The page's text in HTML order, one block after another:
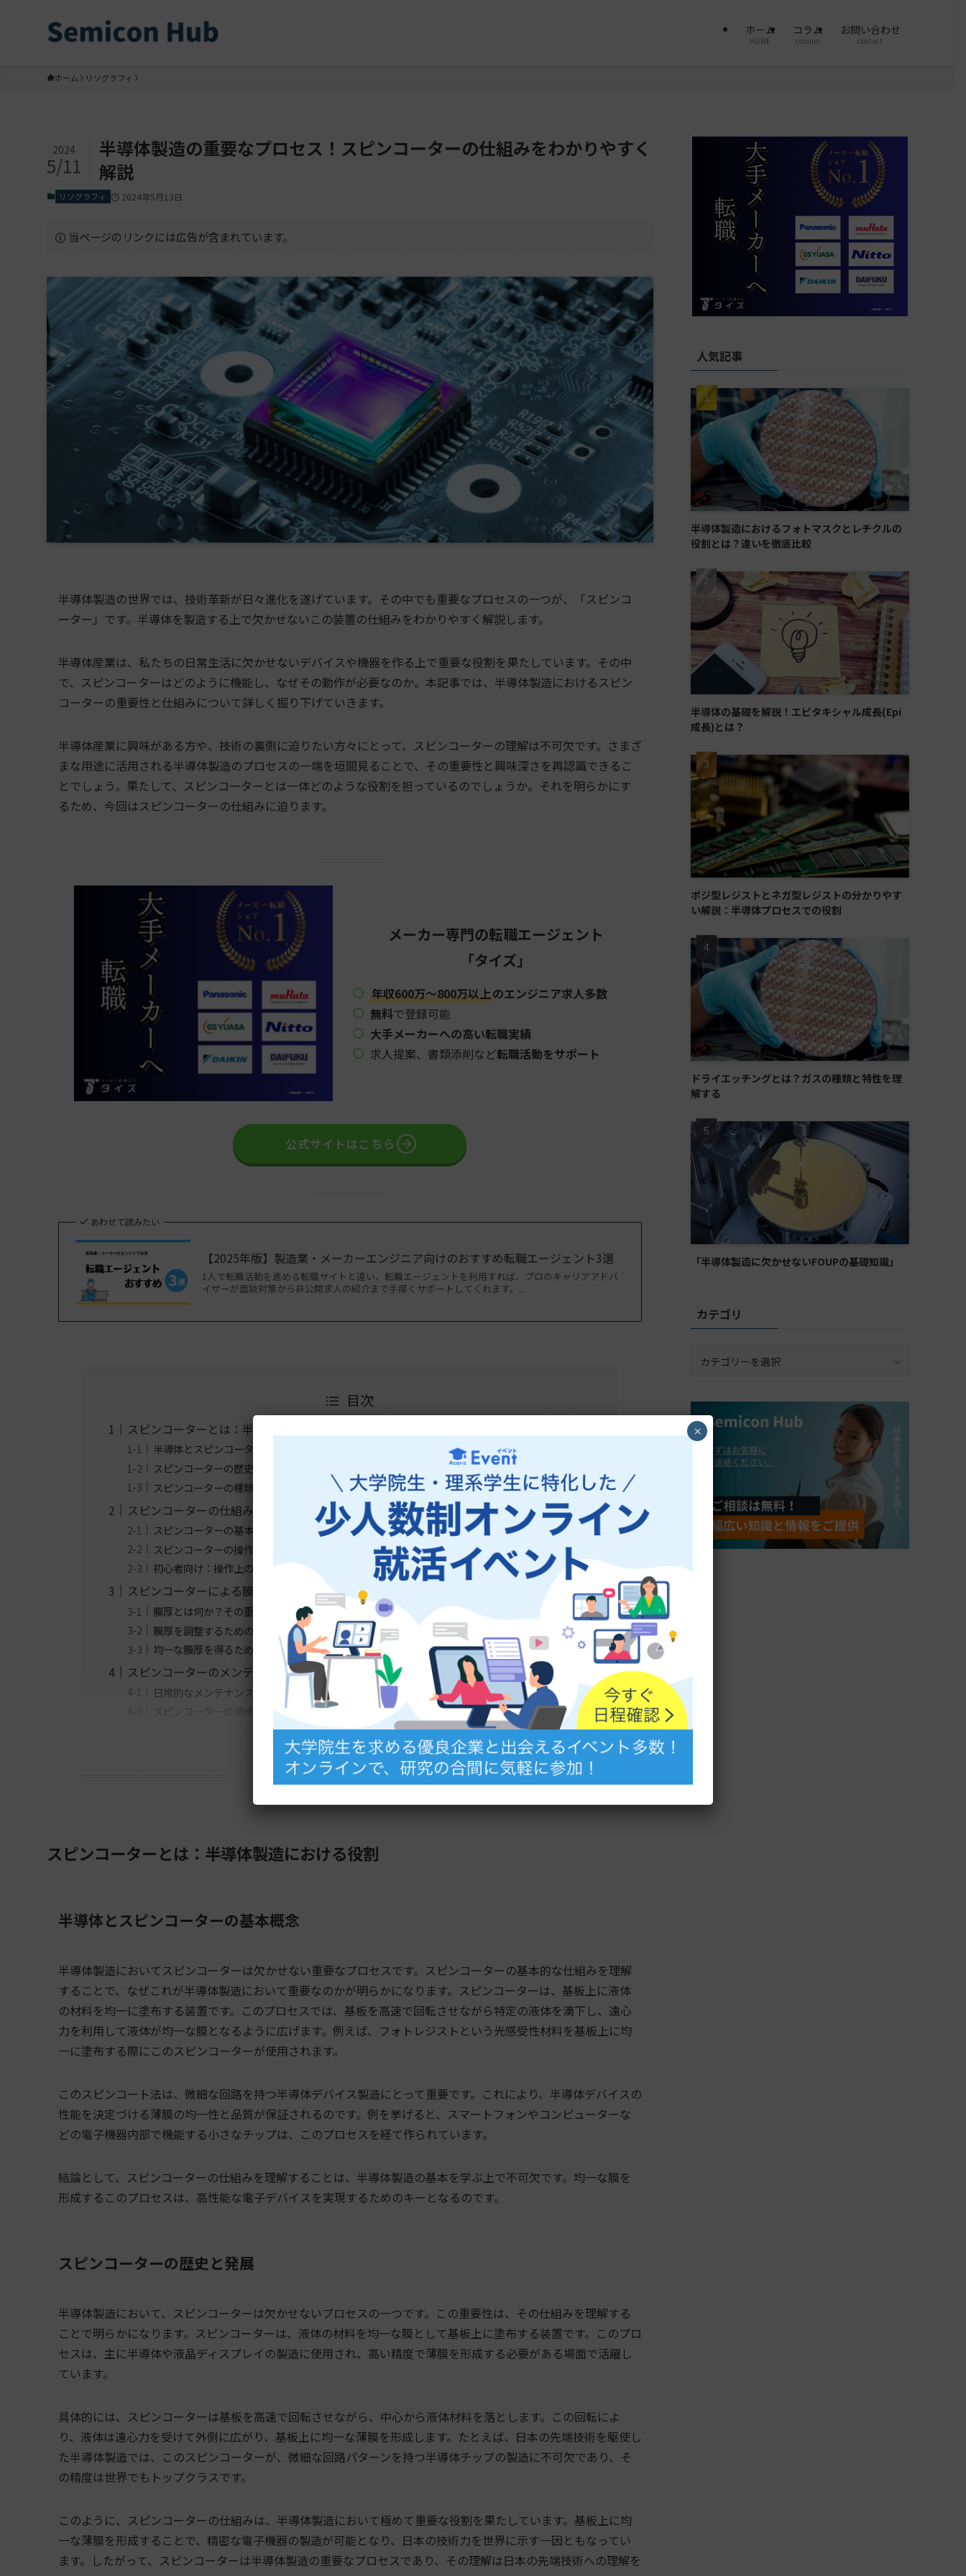
ホーム
HOME
コラム
column
お問い合わせ
contact
ホーム リソグラフィ
半導体製造の重要なプロセス！スピンコーターの仕組みをわかりやすく
解説
2024
5/11
リソグラフィ 2024年5月13日
当ページのリンクには広告が含まれています。
半導体製造の世界では、技術革新が日々進化を遂げています。その中でも重要なプロセスの一つが、「スピンコ
ーター」です。半導体を製造する上で欠かせないこの装置の仕組みをわかりやすく解説します。
半導体産業は、私たちの日常生活に欠かせないデバイスや機器を作る上で重要な役割を果たしています。その中
で、スピンコーターはどのように機能し、なぜその動作が必要なのか。本記事では、半導体製造におけるスピン
コーターの重要性と仕組みについて詳しく掘り下げていきます。
半導体産業に興味がある方や、技術の裏側に迫りたい方々にとって、スピンコーターの理解は不可欠です。さまざ
まな用途に活用される半導体製造のプロセスの一端を垣間見ることで、その重要性と興味深さを再認識できるこ
とでしょう。果たして、スピンコーターとは一体どのような役割を担っているのでしょうか。それを明らかにす
るため、今回はスピンコーターの仕組みに迫ります。
メーカー専門の転職エージェント
「タイズ」
年収600万〜800万以上のエンジニア求人多数
無料で登録可能
大手メーカーへの高い転職実績
求人提案、書類添削など転職活動をサポート
公式サイトはこちら
あわせて読みたい
【2025年版】製造業・メーカーエンジニア向けのおすすめ転職エージェント3選
1人で転職活動を進める転職サイトと違い、転職エージェントを利用すれば、プロのキャリアアドバ
イザーが面談対策から非公開求人の紹介まで手厚くサポートしてくれます。...
目次
スピンコーターとは：半導体製造における役割
半導体とスピンコーターの基本概念
スピンコーターの歴史と発展
スピンコーターの種類とその特徴
スピンコーターの仕組みと操作方法
スピンコーターの基本的な構造
スピンコーターの操作手順
初心者向け：操作上の注意点
スピンコーターによる膜厚の調整方法
膜厚とは何か？その重要性
膜厚を調整するためのパラメーター
均一な膜厚を得るためのコツ
スピンコーターのメンテナンス
日常的なメンテナンスの重要性
スピンコーターの清掃方法
もっと見る
スピンコーターとは：半導体製造における役割
半導体とスピンコーターの基本概念
半導体製造においてスピンコーターは欠かせない重要なプロセスです。スピンコーターの基本的な仕組みを理解
することで、なぜこれが半導体製造において重要なのかが明らかになります。スピンコーターは、基板上に液体
の材料を均一に塗布する装置です。このプロセスでは、基板を高速で回転させながら特定の液体を滴下し、遠心
力を利用して液体が均一な膜となるように広げます。例えば、フォトレジストという光感受性材料を基板上に均
一に塗布する際にこのスピンコーターが使用されます。
このスピンコート法は、微細な回路を持つ半導体デバイス製造にとって重要です。これにより、半導体デバイスの
性能を決定づける薄膜の均一性と品質が保証されるのです。例を挙げると、スマートフォンやコンピューターな
どの電子機器内部で機能する小さなチップは、このプロセスを経て作られています。
結論として、スピンコーターの仕組みを理解することは、半導体製造の基本を学ぶ上で不可欠です。均一な膜を
形成するこのプロセスは、高性能な電子デバイスを実現するためのキーとなるのです。
スピンコーターの歴史と発展
半導体製造において、スピンコーターは欠かせないプロセスの一つです。この重要性は、その仕組みを理解する
ことで明らかになります。スピンコーターは、液体の材料を均一な膜として基板上に塗布する装置です。このプロ
セスは、主に半導体や液晶ディスプレイの製造に使用され、高い精度で薄膜を形成する必要がある場面で活躍し
ています。
具体的には、スピンコーターは基板を高速で回転させながら、中心から液体材料を落とします。この回転によ
り、液体は遠心力を受けて外側に広がり、基板上に均一な薄膜を形成します。たとえば、日本の先端技術を駆使し
た半導体製造では、このスピンコーターが、微細な回路パターンを持つ半導体チップの製造に不可欠であり、そ
の精度は世界でもトップクラスです。
このように、スピンコーターの仕組みは、半導体製造において極めて重要な役割を果たしています。基板上に均
一な薄膜を形成することで、精密な電子機器の製造が可能となり、日本の技術力を世界に示す一因ともなってい
ます。したがって、スピンコーターは半導体製造の重要なプロセスであり、その理解は日本の先端技術への理解を
人気記事
半導体製造におけるフォトマスクとレチクルの
役割とは？違いを徹底比較
半導体の基礎を解説！エピタキシャル成長(Epi
成長)とは？
ポジ型レジストとネガ型レジストの分かりやす
い解説：半導体プロセスでの役割
ドライエッチングとは？ガスの種類と特性を理
解する
「半導体製造に欠かせないFOUPの基礎知識」
カテゴリ
リ
×